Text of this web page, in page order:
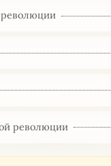
революции
революции